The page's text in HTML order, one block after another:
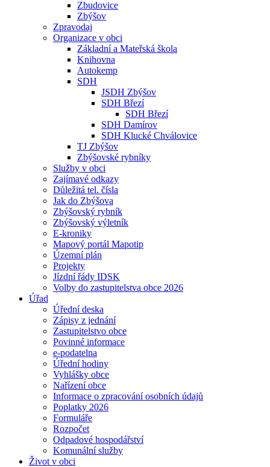
Zbudovice
Zbýšov
Zpravodaj
Organizace v obci
Základní a Mateřská škola
Knihovna
Autokemp
SDH
JSDH Zbýšov
SDH Březí
SDH Březí
SDH Damírov
SDH Klucké Chválovice
TJ Zbýšov
Zbýšovské rybníky
Služby v obci
Zajímavé odkazy
Důležitá tel. čísla
Jak do Zbýšova
Zbýšovský rybník
Zbýšovský výletník
E-kroniky
Mapový portál Mapotip
Územní plán
Projekty
Jízdní řády IDSK
Volby do zastupitelstva obce 2026
Úřad
Úřední deska
Zápisy z jednání
Zastupitelstvo obce
Povinné informace
e-podatelna
Úřední hodiny
Vyhlášky obce
Nařízení obce
Informace o zpracování osobních údajů
Poplatky 2026
Formuláře
Rozpočet
Odpadové hospodářství
Komunální služby
Život v obci